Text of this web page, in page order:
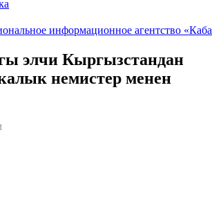
элчи Кыргызстандан
немистер менен